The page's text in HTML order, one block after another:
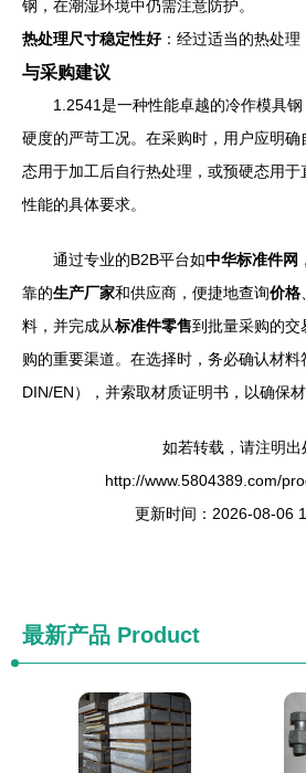
钢，在潮湿环境中仍需注意防护。
热处理尺寸稳定性好：经过适当的热处理
与采购建议
1.2541是一种性能卓越的冷作模具
硬度的严苛工况。在采购时，用户应明确
态用于加工后自行热处理，或预硬态用
性能的具体要求。
通过专业的B2B平台如中华标准件网
靠的生产厂家和供应商，便捷地查询价格
料，并完成从标准件零售到批量采购的交
购的重要渠道。在选择时，务必确认材料
DIN/EN），并索取材质证明书，以确保材
如若转载，请注明出
http://www.5804389.com/
更新时间：2026-08-06
最新产品 Product